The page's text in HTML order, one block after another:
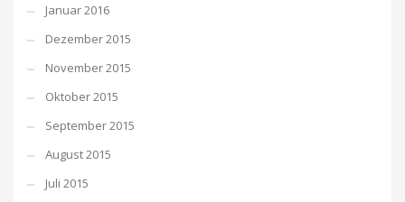
Januar 2016
Dezember 2015
November 2015
Oktober 2015
September 2015
August 2015
Juli 2015